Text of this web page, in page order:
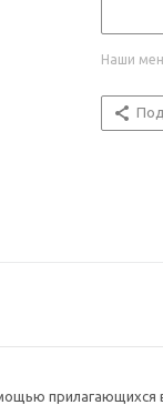
Наши